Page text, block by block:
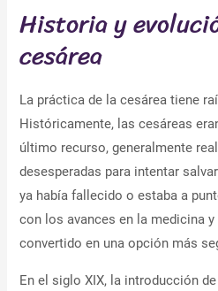
Historia y
cesárea
La práctica de la cesárea tiene
Históricamente, las cesáreas
último recurso, generalmente
desesperadas para intentar
ya había fallecido o estaba a
con los avances en la medicina
convertido en una opción más
En el siglo XIX, la introducción